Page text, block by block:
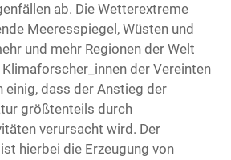
ab. Die Wetterextreme
Meeresspiegel, Wüsten und
und mehr Regionen der Welt
der Vereinten
einig, dass der Anstieg der
größtenteils durch
verursacht wird. Der
hierbei die Erzeugung von